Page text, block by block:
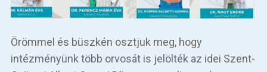
Örömmel és büszkén osztjuk meg, hogy
intézményünk több orvosát is jelölték az idei Szent-